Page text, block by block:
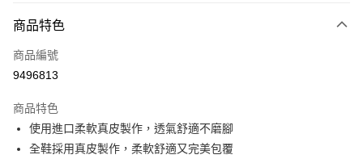
信用卡一次付款
信用卡分期付款
合作金庫商業銀行
華南商業銀行
彰化商業銀行
上海商業儲蓄銀行
台北富邦商業銀行
超商取貨付款
LINE Pay
商品特色
商品編號
9496813
商品特色
使用進口柔軟真皮製作，透氣舒適不磨腳
全鞋採用真皮製作，柔軟舒適又完美包覆